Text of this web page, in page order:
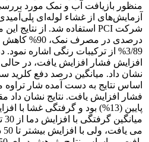
منظور بازیافت آب و نمک مورد
درصدی در
3/89% از ترکیبات رنگی اشاره
افزایش فشار افزایش یافت، در
اساس نتایج به دست آمده شار تراوه
فشار افزایش یافت. نتایج نشان داد
پایین (13%) بود و گرفتگی غشا